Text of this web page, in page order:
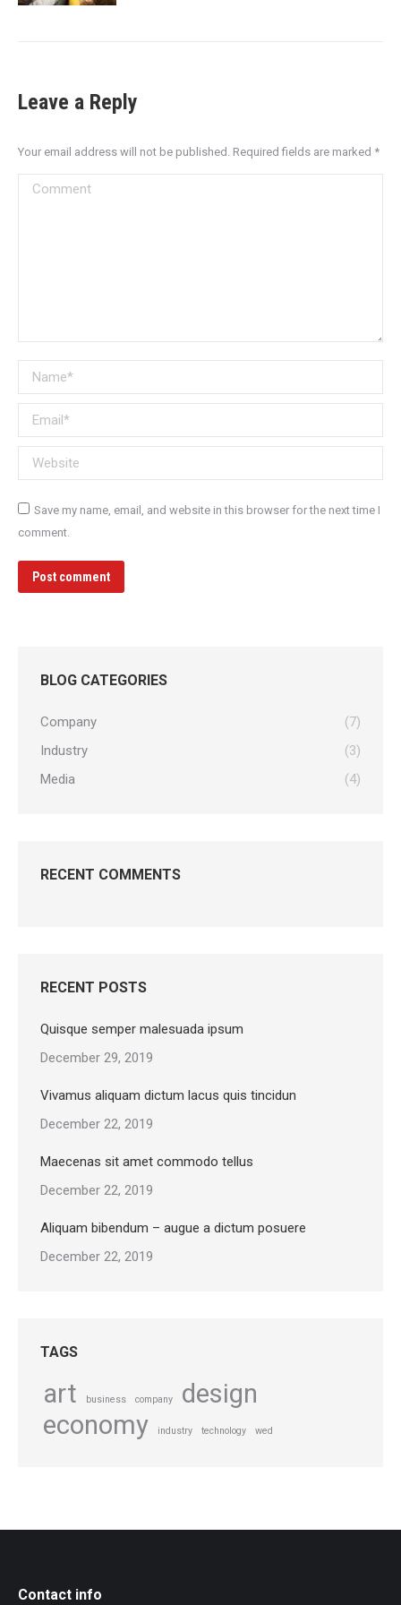
Leave a Reply
Your email address will not be published. Required fields are marked *
Comment
Name *
Email *
Website
Save my name, email, and website in this browser for the next time I
comment.
Post comment
BLOG CATEGORIES
Company
(7)
Industry
(3)
Media
(4)
RECENT COMMENTS
RECENT POSTS
Quisque semper malesuada ipsum
December 29, 2019
Vivamus aliquam dictum lacus quis tincidun
December 22, 2019
Maecenas sit amet commodo tellus
December 22, 2019
Aliquam bibendum – augue a dictum posuere
December 22, 2019
TAGS
art business company
design
economy
industry technology wed
Contact info